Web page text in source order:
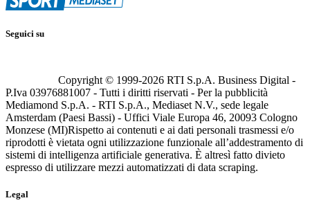
Seguici su
Copyright © 1999-2026 RTI S.p.A. Business Digital -
P.Iva 03976881007 - Tutti i diritti riservati - Per la pubblicità
Mediamond S.p.A. - RTI S.p.A., Mediaset N.V., sede legale
Amsterdam (Paesi Bassi) - Uffici Viale Europa 46, 20093 Cologno
Monzese (MI)Rispetto ai contenuti e ai dati personali trasmessi e/o
riprodotti è vietata ogni utilizzazione funzionale all’addestramento di
sistemi di intelligenza artificiale generativa. È altresì fatto divieto
espresso di utilizzare mezzi automatizzati di data scraping.
Legal